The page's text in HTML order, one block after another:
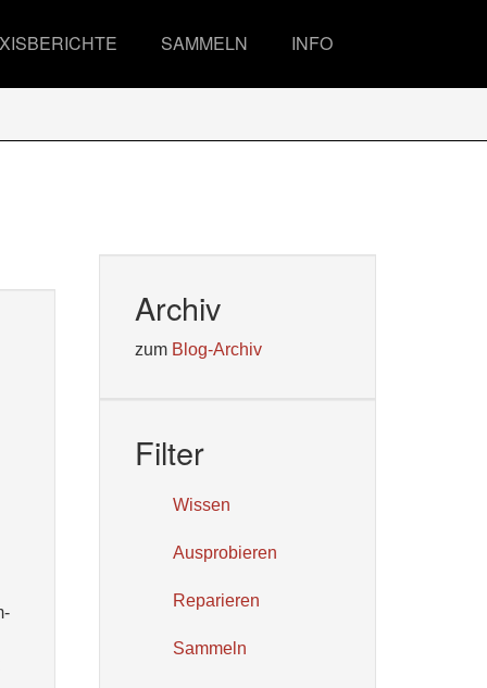
SAMMELN INFO
Archiv
zum Blog-Archiv
Filter
Wissen
Ausprobieren
Reparieren
Sammeln